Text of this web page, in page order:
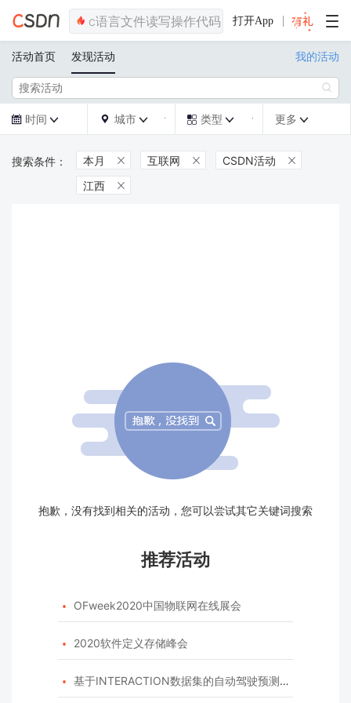
打开App
活动首页 发现活动 我的活动

 时间   城市   类型  更多 
本月  互联网  CSDN活动 
江西 
抱歉，没有找到相关的活动，您可以尝试其它关键词搜索
推荐活动
 OFweek2020中国物联网在线展会
 2020软件定义存储峰会
 基于INTERACTION数据集的自动驾驶预测模型挑战赛